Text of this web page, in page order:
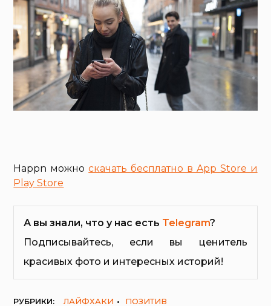
Happn можноскачать бесплатно в App Store и
Play Store
А вы знали, что у нас есть Telegram?
Подписывайтесь, если вы ценитель
красивых фото и интересных историй!
РУБРИКИ: ЛАЙФХАКИ ПОЗИТИВ